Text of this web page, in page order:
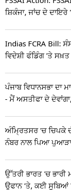
ਸ਼ਿਕੰਜਾ, ਜਾਂਚ ਦੇ
Indias FCRA Bill:
ਵਿਦੇਸ਼ੀ ਫੰਡਿੰਗ 'ਤੇ
ਪੰਜਾਬ ਵਿਧਾਨਸਭਾ
- ਮੈਂ ਅਸਤੀਫਾ ਦੇ
ਅੰਮ੍ਰਿਤਸਰ 'ਚ ਚਿਪਕੇ
ਨੰਬਰ ਨਾਲ ਪਿਆ ਪੁਆੜਾ
ਉੱਤਰੀ ਭਾਰਤ 'ਚ ਭਾਰੀ
ਉਫਾਨ 'ਤੇ, ਕਈ ਸੂਬਿਆਂ